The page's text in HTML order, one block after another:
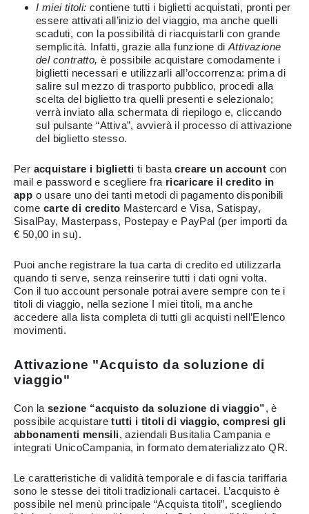
I miei titoli: contiene tutti i biglietti acquistati, pronti per
essere attivati all’inizio del viaggio, ma anche quelli
scaduti, con la possibilità di riacquistarli con grande
semplicità. Infatti, grazie alla funzione di Attivazione
del contratto,è possibile acquistare comodamente i
biglietti necessari e utilizzarli all’occorrenza: prima di
salire sul mezzo di trasporto pubblico, procedi alla
scelta del biglietto tra quelli presenti e selezionalo;
verrà inviato alla schermata di riepilogo e, cliccando
sul pulsante “Attiva”, avvierà il processo di attivazione
del biglietto stesso.
Per acquistare i biglietti ti bastacreare un account con
mail e password e scegliere fra ricaricare il credito in
app o usare uno dei tanti metodi di pagamento disponibili
come carte di credito Mastercard e Visa, Satispay,
SisalPay, Masterpass, Postepay e PayPal (per importi da
€ 50,00 in su).
Puoi anche registrare la tua carta di credito ed utilizzarla
quando ti serve, senza reinserire tutti i dati ogni volta.
Con il tuo account personale potrai avere sempre con te i
titoli di viaggio, nella sezione I miei titoli, ma anche
accedere alla lista completa di tutti gli acquisti nell’Elenco
movimenti.
Attivazione "Acquisto da soluzione di
viaggio"
Con la sezione “acquisto da soluzione di viaggio”, è
possibile acquistaretutti i titoli di viaggio, compresi gli
abbonamenti mensili, aziendali Busitalia Campania e
integrati UnicoCampania, in formato dematerializzato QR.
Le caratteristiche di validità temporale e di fascia tariffaria
sono le stesse dei titoli tradizionali cartacei. L’acquisto è
possibile nel menù principale “Acquista titoli”, scegliendo